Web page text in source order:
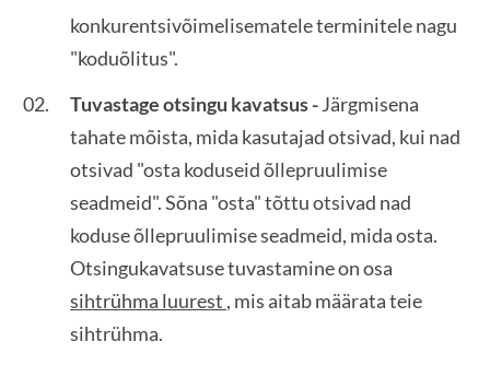
konkurentsivõimelisematele terminitele nagu
"koduõlitus".
Tuvastage otsingu kavatsus -Järgmisena
tahate mõista, mida kasutajad otsivad, kui nad
otsivad "osta koduseid õllepruulimise
seadmeid". Sõna "osta" tõttu otsivad nad
koduse õllepruulimise seadmeid, mida osta.
Otsingukavatsuse tuvastamine on osa
sihtrühma luurest , mis aitab määrata teie
sihtrühma.